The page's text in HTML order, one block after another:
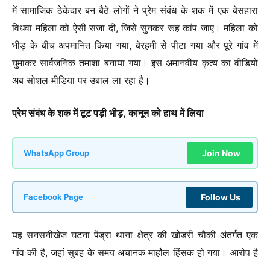
में सामाजिक ठेकेदार बन बैठे लोगों ने प्रेम संबंध के शक में एक बेसहारा
विधवा महिला को ऐसी सजा दी, जिसे सुनकर रूह कांप जाए। महिला को
भीड़ के बीच अपमानित किया गया, बेरहमी से पीटा गया और पूरे गांव में
घुमाकर सार्वजनिक तमाशा बनाया गया। इस अमानवीय कृत्य का वीडियो
अब सोशल मीडिया पर उबाल ला रहा है।
प्रेम संबंध के शक में टूट पड़ी भीड़, कानून को हाथ में लिया
WhatsApp Group Join Now
Facebook Page Follow Us
यह सनसनीखेज घटना पेंड्रा थाना क्षेत्र की खोडरी चौकी अंतर्गत एक
गांव की है, जहां सुबह के समय अचानक माहौल हिंसक हो गया। आरोप है